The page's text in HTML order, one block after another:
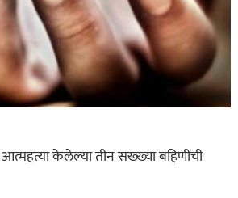
केलेल्या तीन सख्ख्या बहिणींची